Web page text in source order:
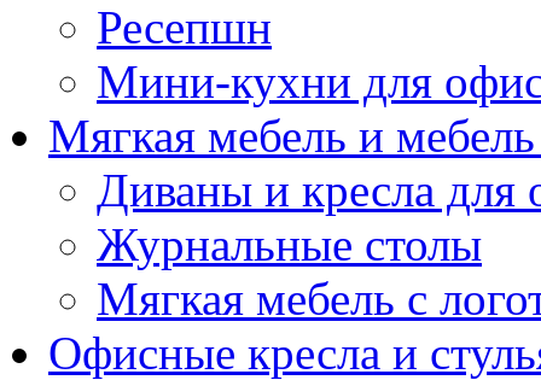
Ресепшн
Мини-кухни для
Мягкая мебель и
Диваны и кресла для
Журнальные столы
Мягкая мебель с
Офисные кресла и